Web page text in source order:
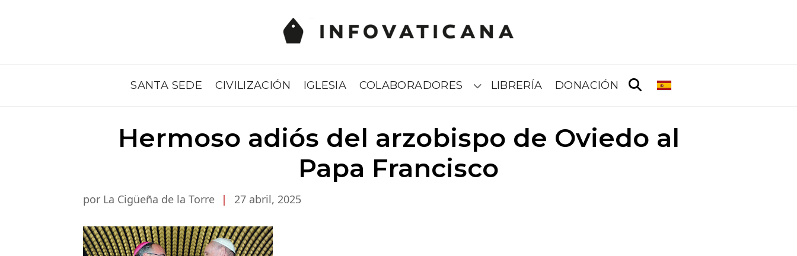
SANTA SEDE CIVILIZACIÓN IGLESIA COLABORADORES Submenú
LIBRERÍA DONACIÓN
Hermoso adiós del arzobispo de Oviedo al
Papa Francisco
por La Cigüeña de la Torre | 27 abril, 2025